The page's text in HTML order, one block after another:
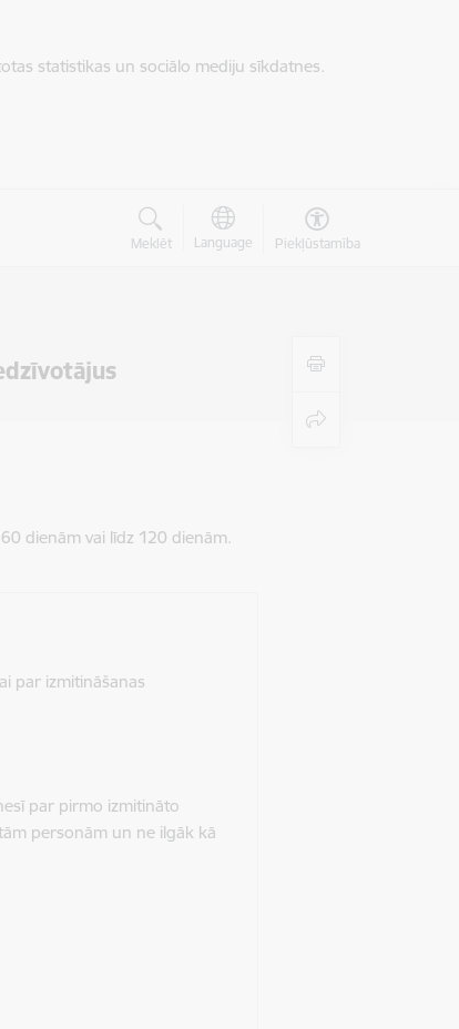
statistikas un sociālo mediju sīkdatnes.
Meklēt Language Piekļūstamība
dienām vai līdz 120 dienām.
par izmitināšanas
par pirmo izmitināto
personām un ne ilgāk kā